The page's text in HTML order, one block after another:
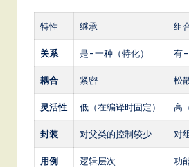
特性 继承 组
关系 是-一种（特化） 有-
耦合 紧密 松
灵活性 低（在编译时固定） 高
封装 对父类的控制较少 对
用例 逻辑层次 功